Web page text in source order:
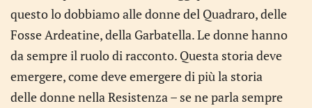
questo lo dobbiamo alle donne del Quadraro, delle
Fosse Ardeatine, della Garbatella. Le donne hanno
da sempre il ruolo di racconto. Questa storia deve
emergere, come deve emergere di più la storia
delle donne nella Resistenza – se ne parla sempre